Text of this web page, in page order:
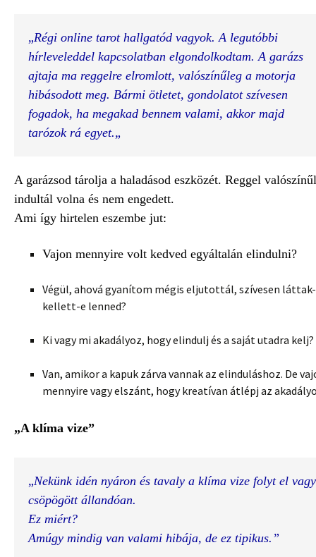
„Régi online tarot hallgatód vagyok. A legutóbbi
hírleveleddel kapcsolatban elgondolkodtam. A garázs
ajtaja ma reggelre elromlott, valószínűleg a motorja
hibásodott meg. Bármi ötletet, gondolatot szívesen
fogadok, ha megakad bennem valami, akkor majd
tarózok rá egyet.„
A garázsod tárolja a haladásod eszközét. Reggel
indultál volna és nem engedett.
Ami így hirtelen eszembe jut:
Vajon mennyire volt kedved egyáltalán elindulni?
Végül, ahová gyanítom mégis eljutottál, szívesen
kellett-e lenned?
Ki vagy mi akadályoz, hogy elindulj és a saját utadra kelj?
Van, amikor a kapuk zárva vannak az elinduláshoz. De
mennyire vagy elszánt, hogy kreatívan átlépj az
„A klíma vize”
„Nekünk idén nyáron és tavaly a klíma vize folyt el vagy
csöpögött állandóan.
Ez miért?
Amúgy mindig van valami hibája, de ez tipikus.”